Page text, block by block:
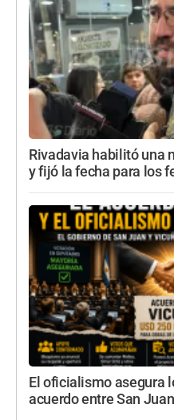
Rivadavia habilitó una
y fijó la fecha para los
El oficialismo asegura
acuerdo entre San